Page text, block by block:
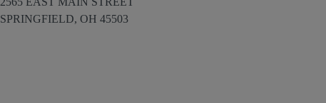
SPRINGFIELD, OH 45503